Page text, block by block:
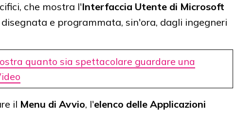
che mostra l'Interfaccia Utente di Microsoft
e programmata, sin'ora, dagli ingegneri
quanto sia spettacolare guardare una
il Menu di Avvio, l'elenco delle Applicazioni